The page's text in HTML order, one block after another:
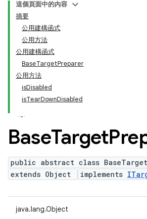
這個頁面中的內容
摘要
公用建構函式
公用方法
公用建構函式
BaseTargetPreparer
公用方法
isDisabled
isTearDownDisabled
BaseTarget
public abstract class
extends Object
implements
java.lang.Object